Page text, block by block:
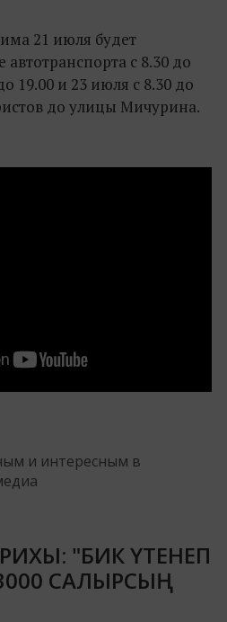
21 июля будет
с 8.30 до
19.00 и 23 июля с 8.30 до
до улицы Мичурина.
и интересным в
"БИК ҮТЕНЕП
САЛЫРСЫҢ